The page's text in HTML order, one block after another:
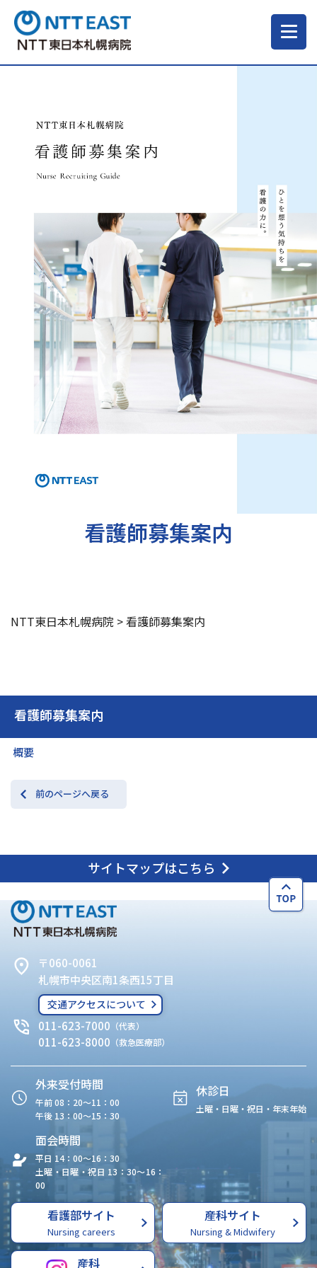
ご来院される方へ
診療科・部門
医療・介護関係の方
採用情報
交通アクセス お問い合わせ
看護師募集案内
概要
前のページへ戻る
看護師募集案内
NTT東日本札幌病院 >看護師募集案内
サイトマップはこちら
〒060-0061
札幌市中央区南1条西15丁目
交通アクセスについて
011-623-7000 （代表）
011-623-8000 （救急医療部）
外来受付時間
午前 08：20〜11：00
午後 13：00〜15：30
休診日
土曜・日曜・祝日・年末年始
面会時間
平日 14：00〜16：30
土曜・日曜・祝日 13：30〜16：
00
看護部サイト
Nursing careers
産科サイト
Nursing & Midwifery
産科